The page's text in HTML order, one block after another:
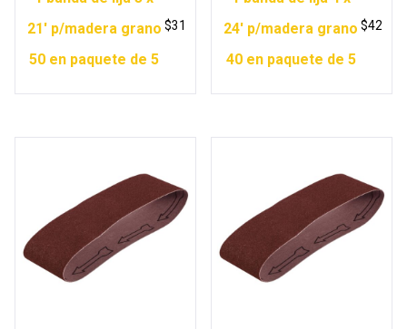
21′ p/madera grano
50 en paquete de 5
$31
24′ p/madera grano
40 en paquete de 5
$42